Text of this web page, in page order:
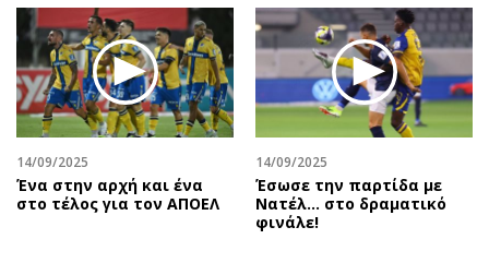
14/09/2025
Ένα στην αρχή και ένα
στο τέλος για τον ΑΠΟΕΛ
14/09/2025
Έσωσε την παρτίδα με
Νατέλ… στο δραματικό
φινάλε!